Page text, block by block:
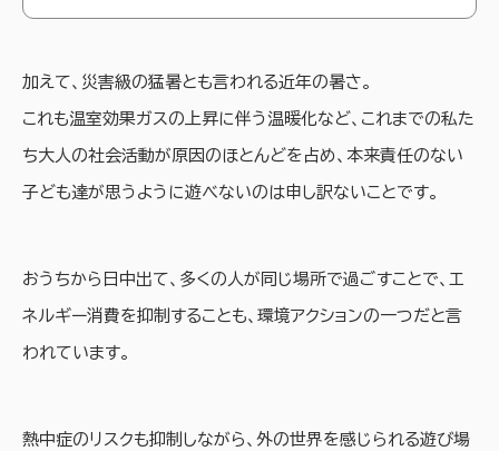
加えて、災害級の猛暑とも言われる近年の暑さ。
これも温室効果ガスの上昇に伴う温暖化など、これまでの私た
ち大人の社会活動が原因のほとんどを占め、本来責任のない
子ども達が思うように遊べないのは申し訳ないことです。
おうちから日中出て、多くの人が同じ場所で過ごすことで、エ
ネルギー消費を抑制することも、環境アクションの一つだと言
われています。
熱中症のリスクも抑制しながら、外の世界を感じられる遊び場